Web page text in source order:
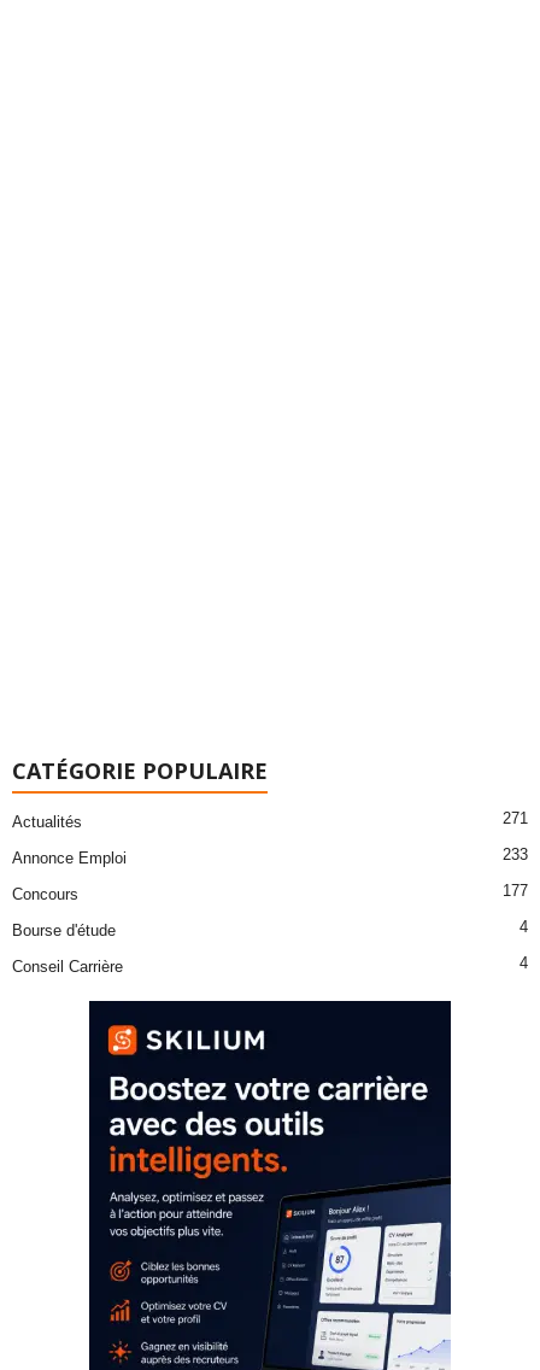
CATÉGORIE POPULAIRE
Actualités 271
Annonce Emploi 233
Concours 177
Bourse d'étude 4
Conseil Carrière 4